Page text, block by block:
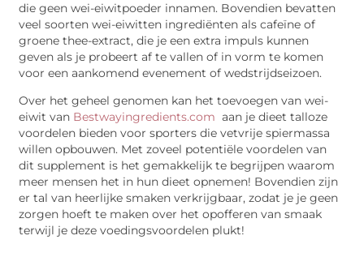
die geen wei-eiwitpoeder innamen. Bovendien bevatten
veel soorten wei-eiwitten ingrediënten als cafeïne of
groene thee-extract, die je een extra impuls kunnen
geven als je probeert af te vallen of in vorm te komen
voor een aankomend evenement of wedstrijdseizoen.
Over het geheel genomen kan het toevoegen van wei-
eiwit van Bestwayingredients.com aan je dieet talloze
voordelen bieden voor sporters die vetvrije spiermassa
willen opbouwen. Met zoveel potentiële voordelen van
dit supplement is het gemakkelijk te begrijpen waarom
meer mensen het in hun dieet opnemen! Bovendien zijn
er tal van heerlijke smaken verkrijgbaar, zodat je je geen
zorgen hoeft te maken over het opofferen van smaak
terwijl je deze voedingsvoordelen plukt!